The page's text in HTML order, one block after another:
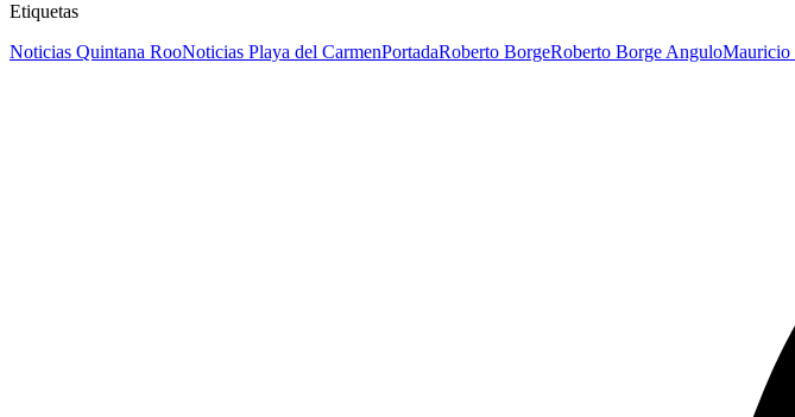
Etiquetas
Noticias Quintana RooNoticias Playa del CarmenPortadaRoberto BorgeRoberto Borge AnguloMauricio